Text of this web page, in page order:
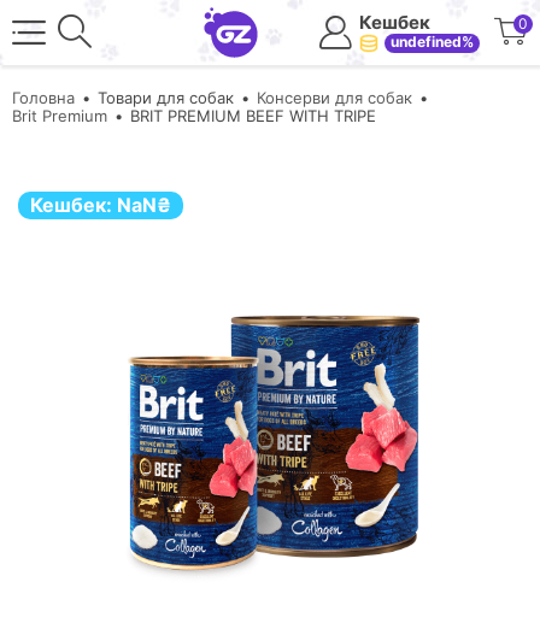
Кешбек
undefined%
0
Головна Товари для собак
Консерви для собак
Brit Premium
BRIT PREMIUM BEEF WITH TRIPE
Кешбек: NaN₴